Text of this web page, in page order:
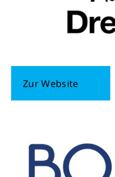
Zur Website